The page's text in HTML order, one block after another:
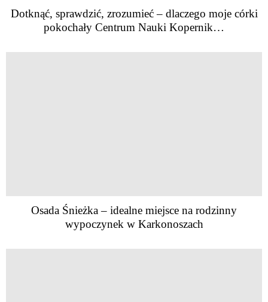
Dotknąć, sprawdzić, zrozumieć – dlaczego moje córki
pokochały Centrum Nauki Kopernik…
Osada Śnieżka – idealne miejsce na rodzinny
wypoczynek w Karkonoszach